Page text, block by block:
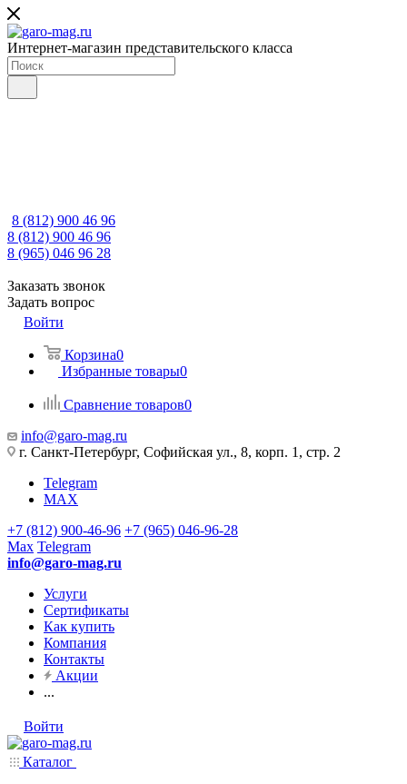
Интернет-магазин представительского класса
8 (812) 900 46 96
8 (812) 900 46 96
8 (965) 046 96 28
Заказать звонок
Задать вопрос
Войти
Корзина0
Избранные товары0
Сравнение товаров0
info@garo-mag.ru
г. Санкт-Петербург, Софийская ул., 8, корп. 1, стр. 2
Telegram
MAX
+7 (812) 900-46-96 +7 (965) 046-96-28
Max Telegram
info@garo-mag.ru
Услуги
Сертификаты
Как купить
Компания
Контакты
Акции
...
Войти
Каталог